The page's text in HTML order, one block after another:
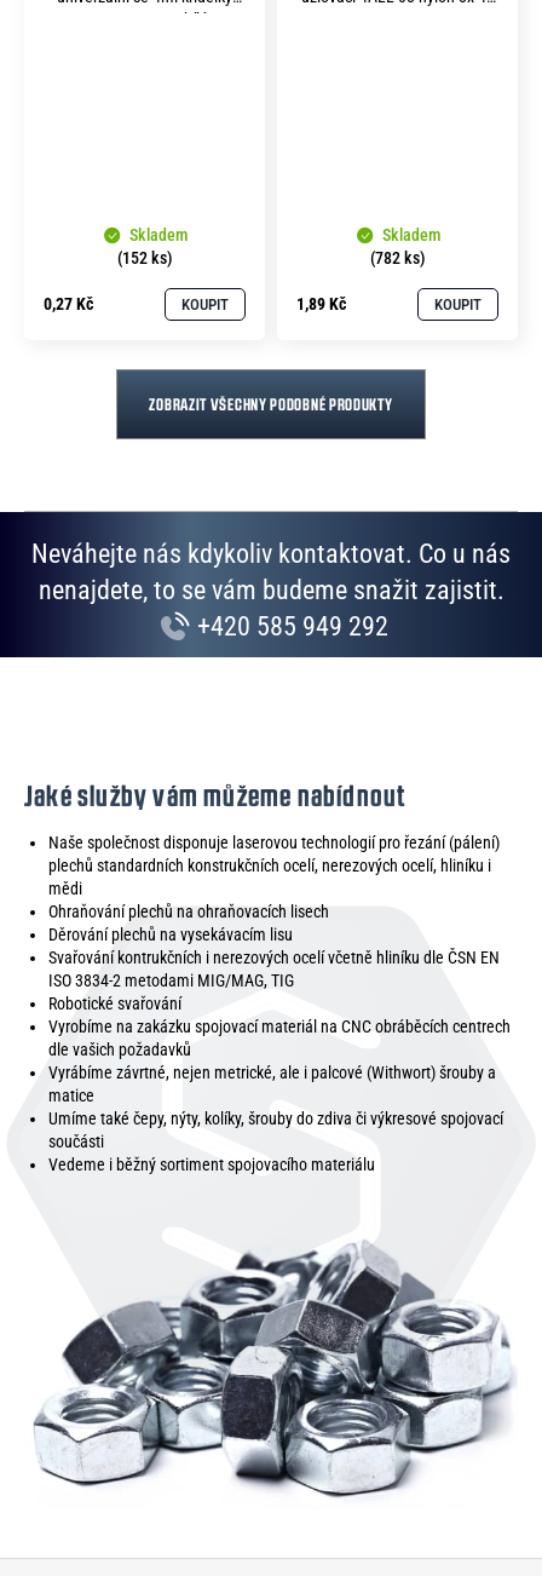
UPA 4x 20 mm bílá
Skladem
(152 ks)
0,27 Kč KOUPIT
Skladem
(782 ks)
1,89 Kč KOUPIT
ZOBRAZIT VŠECHNY PODOBNÉ PRODUKTY
Neváhejte nás kdykoliv kontaktovat. Co u nás
nenajdete, to se vám budeme snažit zajistit.
+420 585 949 292
Jaké služby vám můžeme nabídnout
Naše společnost disponuje laserovou technologií pro řezání (pálení)
plechů standardních konstrukčních ocelí, nerezových ocelí, hliníku i
mědi
Ohraňování plechů na ohraňovacích lisech
Děrování plechů na vysekávacím lisu
Svařování kontrukčních i nerezových ocelí včetně hliníku dle ČSN EN
ISO 3834-2 metodami MIG/MAG, TIG
Robotické svařování
Vyrobíme na zakázku spojovací materiál na CNC obráběcích centrech
dle vašich požadavků
Vyrábíme závrtné, nejen metrické, ale i palcové (Withwort) šrouby a
matice
Umíme také čepy, nýty, kolíky, šrouby do zdiva či výkresové spojovací
součásti
Vedeme i běžný sortiment spojovacího materiálu